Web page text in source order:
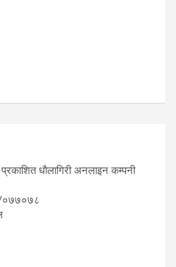
प्रकाशित धाैलागिरी अनलाइन कम्पनी
०७७०७८